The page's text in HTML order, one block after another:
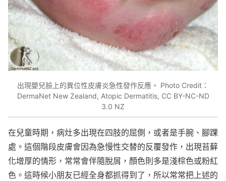
出現嬰兒臉上的異位性皮膚炎急性發作反應。 Photo Credit：
DermaNet New Zealand, Atopic Dermatitis, CC BY-NC-ND
3.0 NZ
在兒童時期，病灶多出現在四肢的屈側，或者是手腕、腳踝
處。這個階段皮膚會因為急慢性交替的反覆發作，出現苔蘚
化增厚的情形，常常會伴隨脫屑，顏色則多是淺棕色或粉紅
色。這時候小朋友已經全身都抓得到了，所以常常把上述的